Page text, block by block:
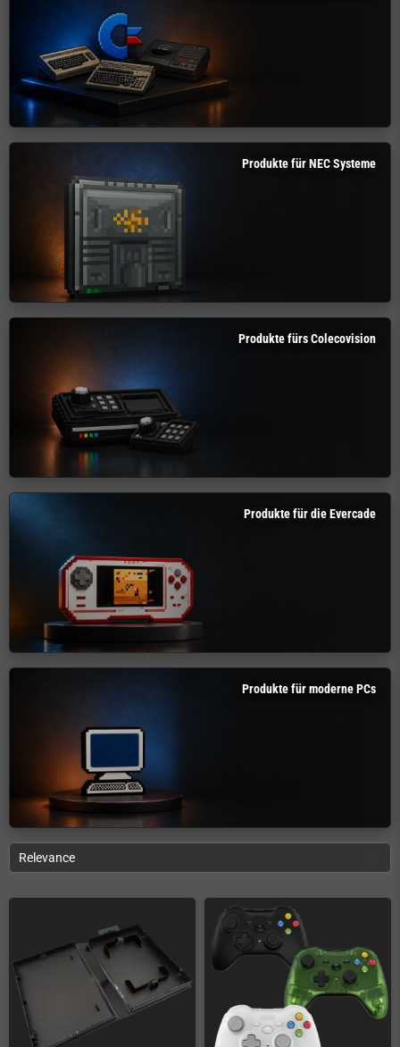
Produkte für NEC Systeme
Produkte fürs Colecovision
Produkte für die Evercade
Produkte für moderne PCs
Relevance